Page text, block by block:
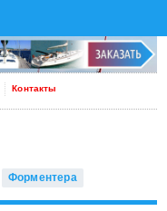
Контакты
Форментера